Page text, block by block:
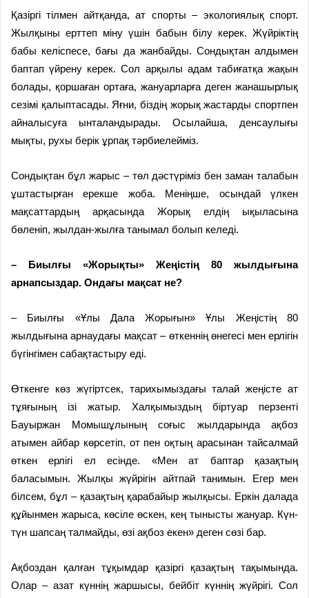
Қазіргі тілмен айтқанда, ат спорты – экологиялық спорт.
Жыл­қыны ерттеп міну үшін бабын білу керек. Жүйріктің
бабы келіс­песе, бағы да жанбайды. Сондық­тан алдымен
баптап үйрену керек. Сол арқылы адам табиғатқа жақын
болады, қоршаған ортаға, жануар­ларға деген жанашырлық
сезімі қалыптасады. Яғни, біздің жорық жастарды спортпен
айналысуға ынталандырады. Осылайша, ден­сау­лығы
мықты, рухы берік ұрпақ тәрбиелейміз.
Сондықтан бұл жарыс – төл дәстүріміз бен заман талабын
ұш­тастырған ерекше жоба. Меніңше, осындай үлкен
мақсаттардың ар­қа­­сында Жорық елдің ықыла­сы­на
бөленіп, жылдан-жылға таны­мал болып келеді.
– Биылғы «Жорықты» Жеңістің 80 жылдығына
арнапсыздар. Онда­ғы мақсат не?
– Биылғы «Ұлы Дала Жоры­ғын» Ұлы Жеңістің 80
жылдығына арнаудағы мақсат – өткеннің өне­гесі мен ерлігін
бүгінгімен сабақ­тас­тыру еді.
Өткенге көз жүгіртсек, тарихы­мыздағы талай жеңісте ат
тұяғының ізі жатыр. Халқымыздың біртуар пер­зенті
Бауыржан Момышұлы­ның соғыс жылдарында ақбоз
атымен айбар көрсетіп, от пен оқ­тың арасынан тайсалмай
өткен ерлігі ел есінде. «Мен ат баптар қазақтың
баласымын. Жылқы жүйрігін айтпай танимын. Егер мен
білсем, бұл – қазақтың қара­бай­ыр жылқысы. Еркін далада
құй­ынмен жарыса, көсіле өскен, кең тынысты жануар. Күн-
түн ша­псаң талмайды, өзі ақбоз екен» деген сөзі бар.
Ақбоздан қалған тұқымдар қазіргі қазақтың тақымында.
Олар – азат күннің жаршысы, бей­біт күннің жүйрігі. Сол